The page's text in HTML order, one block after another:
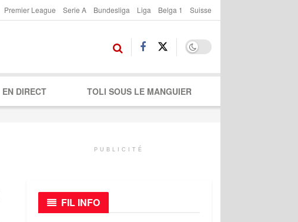
Premier League Serie A Bundesliga Liga Belga 1 Suisse
EN DIRECT TOLI SOUS LE MANGUIER
PUBLICITÉ
FIL INFO